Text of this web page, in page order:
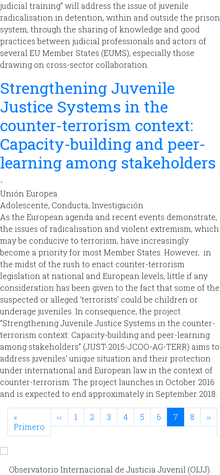
judicial training” will address the issue of juvenile
radicalisation in detention, within and outside the prison
system, through the sharing of knowledge and good
practices between judicial professionals and actors of
several EU Member States (EUMS), especially those
drawing on cross-sector collaboration.
Strengthening Juvenile
Justice Systems in the
counter-terrorism context:
Capacity-building and peer-
learning among stakeholders
-
Unión Europea
Adolescente, Conducta, Investigación
As the European agenda and recent events demonstrate,
the issues of radicalisation and violent extremism, which
may be conducive to terrorism, have increasingly
become a priority for most Member States. However, in
the midst of the rush to enact counter-terrorism
legislation at national and European levels, little if any
consideration has been given to the fact that some of the
suspected or alleged ‘terrorists’ could be children or
underage juveniles. In consequence, the project
“Strengthening Juvenile Justice Systems in the counter-
terrorism context: Capacity-building and peer-learning
among stakeholders” (JUST-2015-JCOO-AG-TERR) aims to
address juveniles’ unique situation and their protection
under international and European law in the context of
counter-terrorism. The project launches in October 2016
and is expected to end approximately in September 2018.
Paginación
«
Primero Primera página
‹‹ Página anterior
1 2 3 4 5 6 7 8 ››
Observatorio Internacional de Justicia Juvenil (OIJJ).